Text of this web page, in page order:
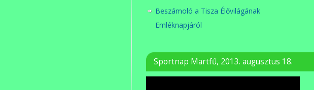
Beszámoló a Tisza Élővilágának
Emléknapjáról
Sportnap Martfű, 2013. augusztus 18.